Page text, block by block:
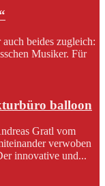
beides zugleich:
Musiker. Für
balloon
Gratl vom
verwoben
innovative und...